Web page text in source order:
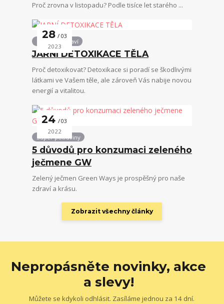
Proč zrovna v listopadu? Podle tisíce let starého ...
28 03
2023
Podpora zdraví
JARNÍ DETOXIKACE TĚLA
Proč detoxikovat? Detoxikace si poradí se škodlivými
látkami ve Vašem těle, ale zároveň Vás nabije novou
energií a vitalitou.
24 03
2022
Super potraviny
5 důvodů pro konzumaci zeleného
ječmene GW
Zelený ječmen Green Ways je prospěšný pro naše
zdraví a krásu.
Zobrazit všechny články
Nepropásněte novinky, akce
a slevy!
Můžete se kdykoli odhlásit. Zasíláme jednou za 14 dní.